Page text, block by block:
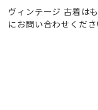
ヴィンテージ 古着は
にお問い合わせくださ